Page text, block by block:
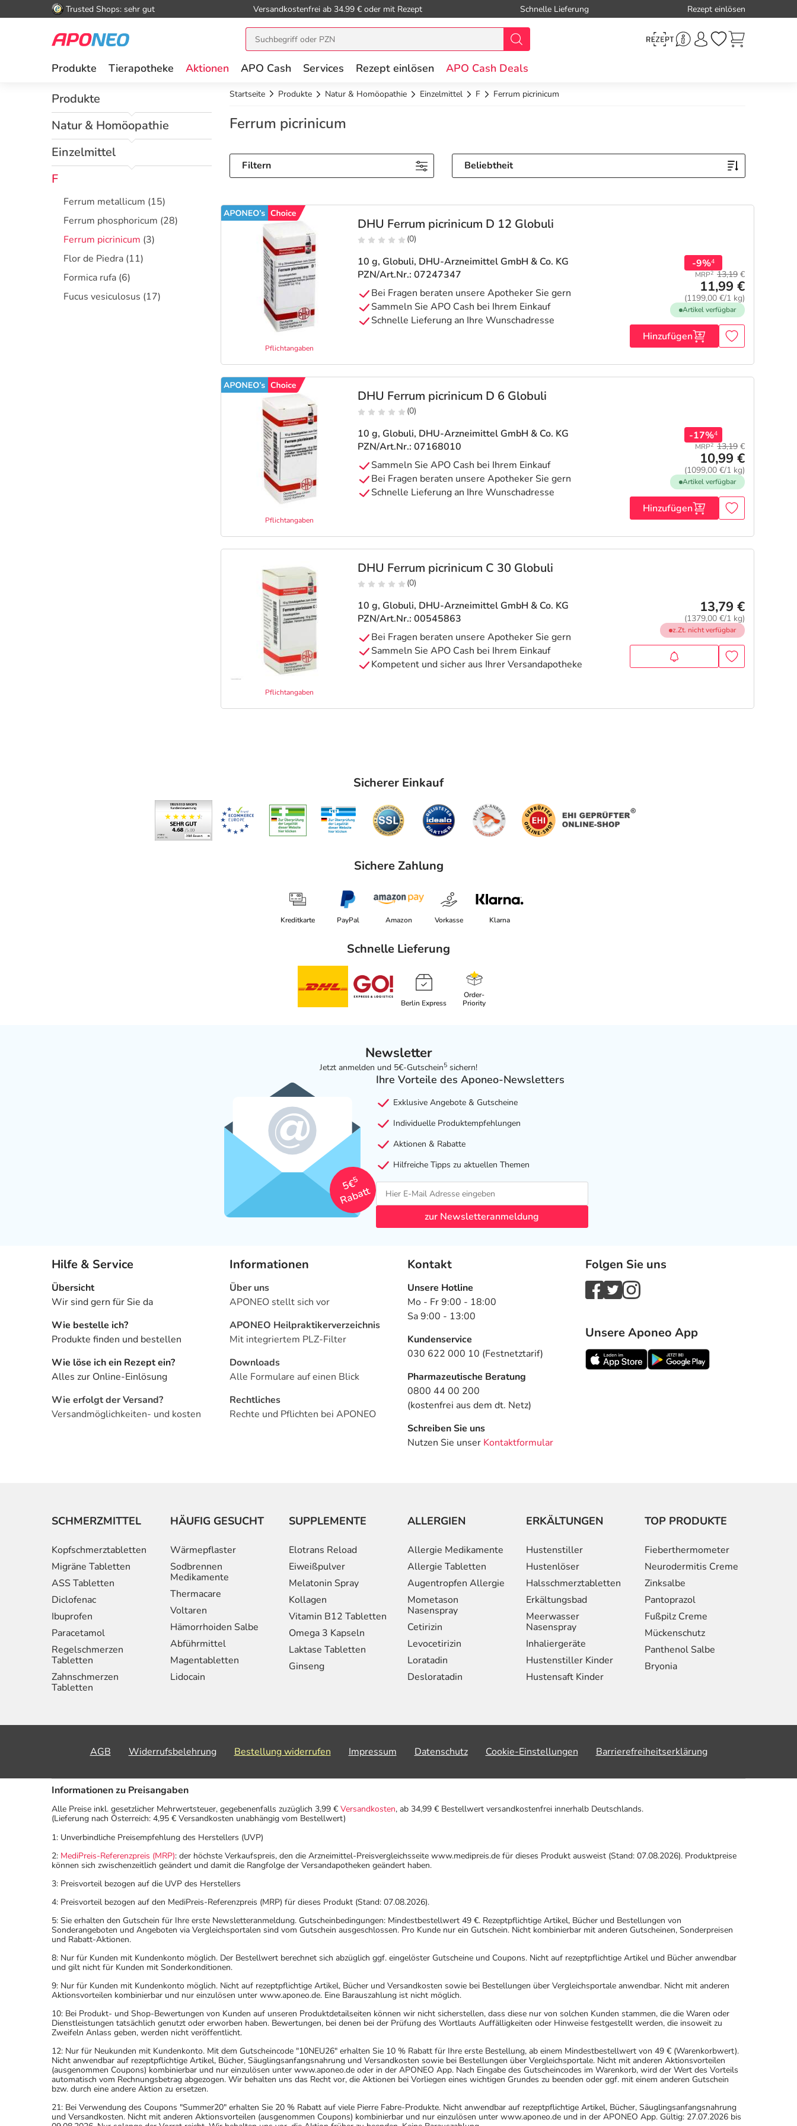
Trusted Shops: sehr gut Versandkostenfrei ab 34.99 € oder mit Rezept Schnelle Lieferung Rezept einlösen
Produkte Tierapotheke Aktionen APO Cash Services Rezept einlösen APO Cash Deals
Produkte
Natur & Homöopathie
Einzelmittel
F
Ferrum metallicum (15)
Ferrum phosphoricum (28)
Ferrum picrinicum (3)
Flor de Piedra (11)
Formica rufa (6)
Fucus vesiculosus (17)
Startseite Produkte Natur & Homöopathie Einzelmittel F Ferrum picrinicum
Ferrum picrinicum
Filtern Beliebtheit
DHU Ferrum picrinicum D 12 Globuli
(0)
Pflichtangaben
10 g, Globuli, DHU-Arzneimittel GmbH & Co. KG
PZN/Art.Nr.: 07247347
MRP2 13,19 €
11,99 €
(1199,00 €/1 kg)
-9%4
Artikel verfügbar
Hinzufügen
DHU Ferrum picrinicum D 6 Globuli
(0)
Pflichtangaben
10 g, Globuli, DHU-Arzneimittel GmbH & Co. KG
PZN/Art.Nr.: 07168010
MRP2 13,19 €
10,99 €
(1099,00 €/1 kg)
-17%4
Artikel verfügbar
Hinzufügen
DHU Ferrum picrinicum C 30 Globuli
(0)
Pflichtangaben
10 g, Globuli, DHU-Arzneimittel GmbH & Co. KG
PZN/Art.Nr.: 00545863
13,79 €
(1379,00 €/1 kg)
z.Zt. nicht verfügbar
Sicherer Einkauf
Sichere Zahlung
Kreditkarte PayPal Amazon Vorkasse Klarna
Schnelle Lieferung
Berlin Express
Order-
Priority
Newsletter
Jetzt anmelden und 5€-Gutschein5 sichern!
5€
5
Rabatt
Ihre Vorteile des Aponeo-Newsletters
Exklusive Angebote & Gutscheine
Individuelle Produktempfehlungen
Aktionen & Rabatte
Hilfreiche Tipps zu aktuellen Themen
zur Newsletteranmeldung
Hilfe & Service
Übersicht
Wir sind gern für Sie da
Wie bestelle ich?
Produkte finden und bestellen
Wie löse ich ein Rezept ein?
Alles zur Online-Einlösung
Wie erfolgt der Versand?
Versandmöglichkeiten- und kosten
Informationen
Über uns
APONEO stellt sich vor
APONEO Heilpraktikerverzeichnis
Mit integriertem PLZ-Filter
Downloads
Alle Formulare auf einen Blick
Rechtliches
Rechte und Pflichten bei APONEO
Kontakt
Unsere Hotline
Mo - Fr 9:00 - 18:00
Sa 9:00 - 13:00
Kundenservice
030 622 000 10 (Festnetztarif)
Pharmazeutische Beratung
0800 44 00 200
(kostenfrei aus dem dt. Netz)
Schreiben Sie uns
Nutzen Sie unser Kontaktformular
Folgen Sie uns
Unsere Aponeo App
SCHMERZMITTEL
Kopfschmerztabletten
Migräne Tabletten
ASS Tabletten
Diclofenac
Ibuprofen
Paracetamol
Regelschmerzen
Tabletten
Zahnschmerzen
Tabletten
HÄUFIG GESUCHT
Wärmepflaster
Sodbrennen
Medikamente
Thermacare
Voltaren
Hämorrhoiden Salbe
Abführmittel
Magentabletten
Lidocain
SUPPLEMENTE
Elotrans Reload
Eiweißpulver
Melatonin Spray
Kollagen
Vitamin B12 Tabletten
Omega 3 Kapseln
Laktase Tabletten
Ginseng
ALLERGIEN
Allergie Medikamente
Allergie Tabletten
Augentropfen Allergie
Mometason
Nasenspray
Cetirizin
Levocetirizin
Loratadin
Desloratadin
ERKÄLTUNGEN
Hustenstiller
Hustenlöser
Halsschmerztabletten
Erkältungsbad
Meerwasser
Nasenspray
Inhaliergeräte
Hustenstiller Kinder
Hustensaft Kinder
TOP PRODUKTE
Fieberthermometer
Neurodermitis Creme
Zinksalbe
Pantoprazol
Fußpilz Creme
Mückenschutz
Panthenol Salbe
Bryonia
AGB Widerrufsbelehrung Bestellung widerrufen Impressum Datenschutz Cookie-Einstellungen Barrierefreiheitserklärung
Informationen zu Preisangaben
Alle Preise inkl. gesetzlicher Mehrwertsteuer, gegebenenfalls zuzüglich 3,99 € Versandkosten, ab 34,99 € Bestellwert versandkostenfrei innerhalb Deutschlands.
(Lieferung nach Österreich: 4,95 € Versandkosten unabhängig vom Bestellwert)
1: Unverbindliche Preisempfehlung des Herstellers (UVP)
2: MediPreis-Referenzpreis (MRP): der höchste Verkaufspreis, den die Arzneimittel-Preisvergleichsseite www.medipreis.de für dieses Produkt ausweist (Stand: 07.08.2026). Produktpreise
können sich zwischenzeitlich geändert und damit die Rangfolge der Versandapotheken geändert haben.
3: Preisvorteil bezogen auf die UVP des Herstellers
4: Preisvorteil bezogen auf den MediPreis-Referenzpreis (MRP) für dieses Produkt (Stand: 07.08.2026).
5: Sie erhalten den Gutschein für Ihre erste Newsletteranmeldung. Gutscheinbedingungen: Mindestbestellwert 49 €. Rezeptpflichtige Artikel, Bücher und Bestellungen von
Sonderangeboten und Angeboten via Vergleichsportalen sind vom Gutschein ausgeschlossen. Pro Kunde nur ein Gutschein. Nicht kombinierbar mit anderen Gutscheinen, Sonderpreisen
und Rabatt-Aktionen.
8: Nur für Kunden mit Kundenkonto möglich. Der Bestellwert berechnet sich abzüglich ggf. eingelöster Gutscheine und Coupons. Nicht auf rezeptpflichtige Artikel und Bücher anwendbar
und gilt nicht für Kunden mit Sonderkonditionen.
9: Nur für Kunden mit Kundenkonto möglich. Nicht auf rezeptpflichtige Artikel, Bücher und Versandkosten sowie bei Bestellungen über Vergleichsportale anwendbar. Nicht mit anderen
Aktionsvorteilen kombinierbar und nur einzulösen unter www.aponeo.de. Eine Barauszahlung ist nicht möglich.
10: Bei Produkt- und Shop-Bewertungen von Kunden auf unseren Produktdetailseiten können wir nicht sicherstellen, dass diese nur von solchen Kunden stammen, die die Waren oder
Dienstleistungen tatsächlich genutzt oder erworben haben. Bewertungen, bei denen bei der Prüfung des Wortlauts Auffälligkeiten oder Hinweise festgestellt werden, die insoweit zu
Zweifeln Anlass geben, werden nicht veröffentlicht.
12: Nur für Neukunden mit Kundenkonto. Mit dem Gutscheincode "10NEU26" erhalten Sie 10 % Rabatt für Ihre erste Bestellung, ab einem Mindestbestellwert von 49 € (Warenkorbwert).
Nicht anwendbar auf rezeptpflichtige Artikel, Bücher, Säuglingsanfangsnahrung und Versandkosten sowie bei Bestellungen über Vergleichsportale. Nicht mit anderen Aktionsvorteilen
(ausgenommen Coupons) kombinierbar und nur einzulösen unter www.aponeo.de oder in der APONEO App. Nach Eingabe des Gutscheincodes im Warenkorb, wird der Wert des Vorteils
automatisch vom Rechnungsbetrag abgezogen. Wir behalten uns das Recht vor, die Aktionen bei Vorliegen eines wichtigen Grundes zu beenden oder ggf. mit einem anderen Gutschein
bzw. durch eine andere Aktion zu ersetzen.
21: Bei Verwendung des Coupons "Summer20" erhalten Sie 20 % Rabatt auf viele Pierre Fabre-Produkte. Nicht anwendbar auf rezeptpflichtige Artikel, Bücher, Säuglingsanfangsnahrung
und Versandkosten. Nicht mit anderen Aktionsvorteilen (ausgenommen Coupons) kombinierbar und nur einzulösen unter www.aponeo.de und in der APONEO App. Gültig: 27.07.2026 bis